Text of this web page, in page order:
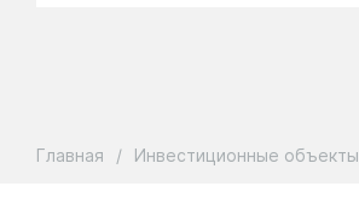
Главная / Инвестиционные объекты